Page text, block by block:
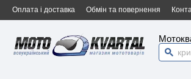
Оплата і доставка Обмін та повернення